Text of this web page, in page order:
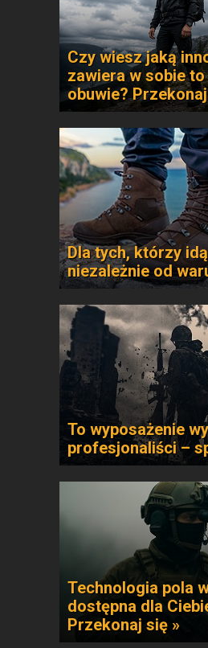
Czy wiesz jaką
zawiera w sobie
obuwie?
Dla tych, którzy
niezależnie od
To wyposażenie
profesjonaliści –
Technologia pola
dostępna dla
Przekonaj się »